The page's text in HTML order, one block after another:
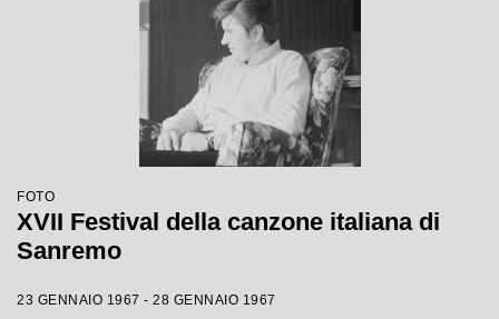
FOTO
XVII Festival della canzone italiana di
Sanremo
23 GENNAIO 1967 - 28 GENNAIO 1967